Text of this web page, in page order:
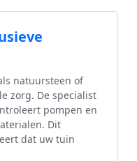
natuursteen of
zorg. De specialist
pompen en
Dit
dat uw tuin